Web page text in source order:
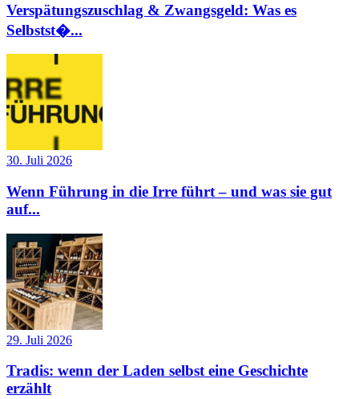
Verspätungszuschlag & Zwangsgeld: Was es
Selbstst�...
30. Juli 2026
Wenn Führung in die Irre führt – und was sie gut
auf...
29. Juli 2026
Tradis: wenn der Laden selbst eine Geschichte
erzählt